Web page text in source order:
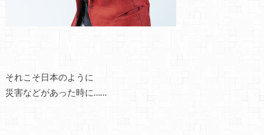
それこそ日本のように
災害などがあった時に……